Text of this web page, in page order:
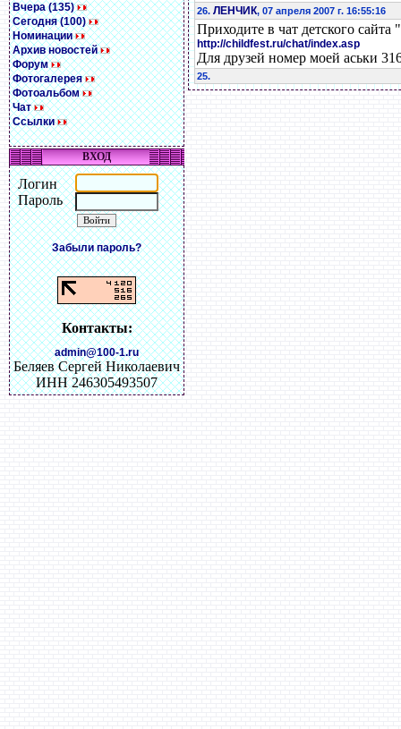
Вчера (135)
Сегодня (100)
Номинации
Архив новостей
Форум
Фотогалерея
Фотоальбом
Чат
Ссылки
ВХОД
Логин
Пароль
Забыли пароль?
Контакты:
admin@100-1.ru
Беляев Сергей Николаевич
ИНН 246305493507
26. ЛЕНЧИК, 07 апреля 2007 г. 16:55:16
Приходите в чат детского
http://childfest.ru/chat/index.asp
Для друзей номер моей аськи
25.